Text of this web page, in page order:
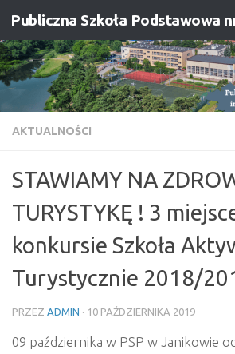
Przejdź do treści
AKTUALNOŚCI
STAWIAMY NA
TURYSTYKĘ ! 3
konkursie Szkoła
Turystycznie 2018/
PRZEZ ADMIN · 10 PAŹDZIERNIKA 2019
09 października w PSP w Janikowie